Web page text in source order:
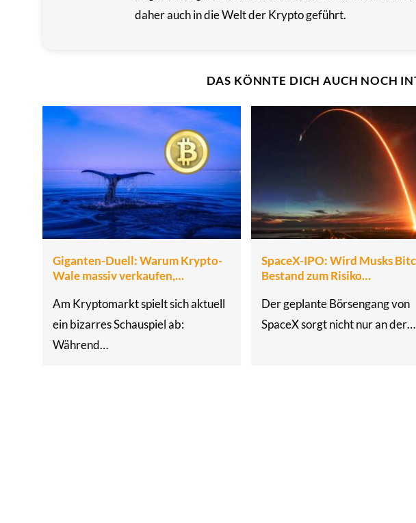
daher auch in die Welt der Krypto geführt.
DAS KÖNNTE DICH AUCH NOCH
Giganten-Duell: Warum Krypto-
Wale massiv verkaufen,…
Am Kryptomarkt spielt sich aktuell
ein bizarres Schauspiel ab:
Während…
SpaceX-IPO: Wird Musks
Bestand zum Risiko…
Der geplante Börsengang von
SpaceX sorgt nicht nur an der…